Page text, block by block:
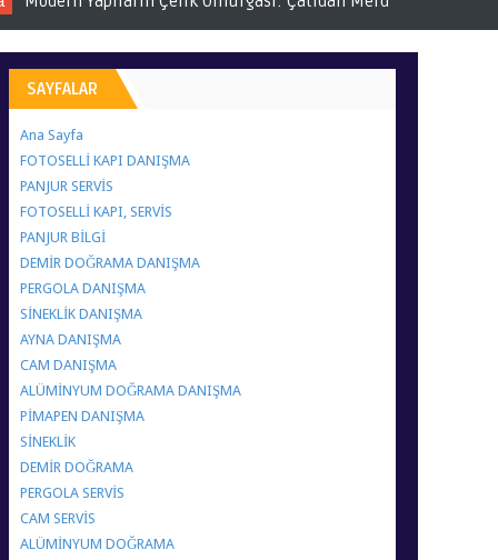
SAYFALAR
Ana Sayfa
FOTOSELLİ KAPI DANIŞMA
PANJUR SERVİS
FOTOSELLİ KAPI, SERVİS
PANJUR BİLGİ
DEMİR DOĞRAMA DANIŞMA
PERGOLA DANIŞMA
SİNEKLİK DANIŞMA
AYNA DANIŞMA
CAM DANIŞMA
ALÜMİNYUM DOĞRAMA DANIŞMA
PİMAPEN DANIŞMA
SİNEKLİK
DEMİR DOĞRAMA
PERGOLA SERVİS
CAM SERVİS
ALÜMİNYUM DOĞRAMA